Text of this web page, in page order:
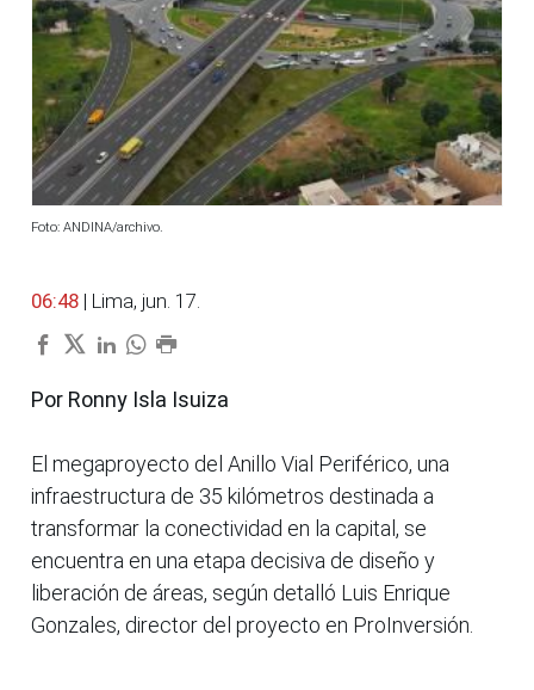
Foto: ANDINA/archivo.
06:48 | Lima, jun. 17.
Por Ronny Isla Isuiza
El megaproyecto del Anillo Vial Periférico, una
infraestructura de 35 kilómetros destinada a
transformar la conectividad en la capital, se
encuentra en una etapa decisiva de diseño y
liberación de áreas, según detalló Luis Enrique
Gonzales, director del proyecto en ProInversión.